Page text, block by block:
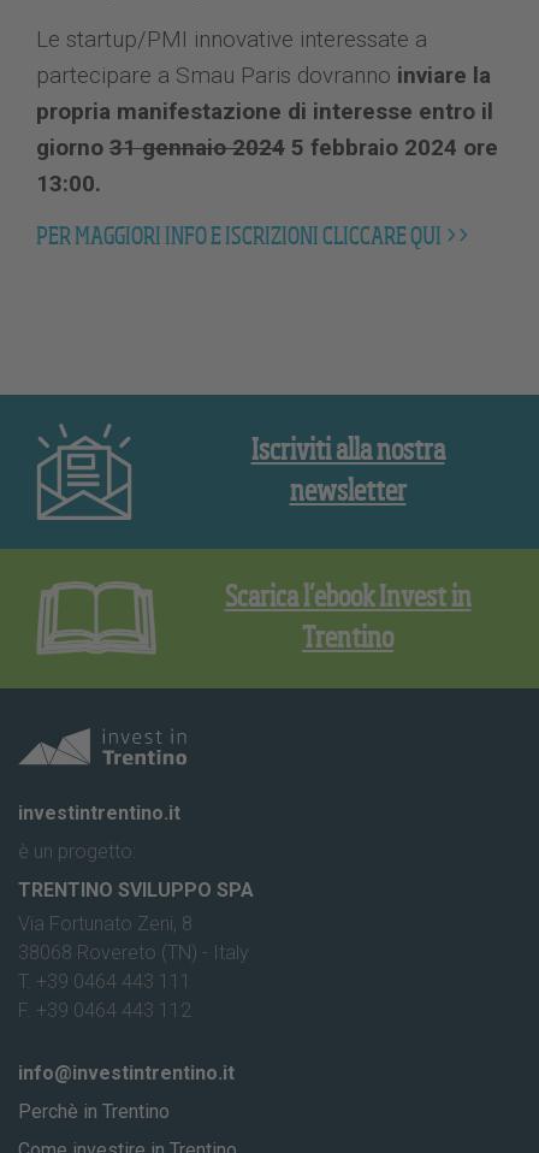
Le startup/PMI innovative interessate a
partecipare a Smau Paris dovranno inviare la
propria manifestazione di interesse entro il
giorno 31 gennaio 2024 5 febbraio 2024 ore
13:00.
PER MAGGIORI INFO E ISCRIZIONI CLICCARE QUI >>
Iscriviti alla nostra
newsletter
Scarica l’ebook Invest in
Trentino
investintrentino.it
è un progetto:
TRENTINO SVILUPPO SPA
Via Fortunato Zeni, 8
38068 Rovereto (TN) - Italy
T. +39 0464 443 111
F. +39 0464 443 112
info@investintrentino.it
Perchè in Trentino